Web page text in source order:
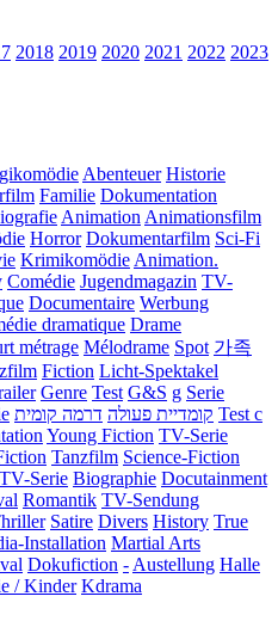
2018 2019 2020 2021 2022 2023
Abenteuer Historie
Familie Dokumentation
Animation Animationsfilm
Horror Dokumentarfilm Sci-Fi
Krimikomödie Animation.
Comédie Jugendmagazin TV-
Documentaire Werbung
dramatique Drame
métrage Mélodrame Spot 가족
Fiction Licht-Spektakel
Genre Test G&S g Serie
קומדיית פעולה דרמה קומית
Test c
Young Fiction TV-Serie
Tanzfilm Science-Fiction
Serie Biographie Docutainment
Romantik TV-Sendung
Satire Divers History True
Installation Martial Arts
Dokufiction - Austellung Halle
/ Kinder Kdrama